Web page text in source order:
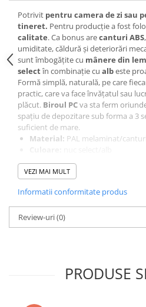
Paturi metalice
Paturi tapitate
Saltele
Seturi dormitoare complete
Suporturi saltea/Somiere/Gratii
pentru pat
Mobilier Hol/Cuiere
Banci pentru asteptare
cuiere/mobila hol Rai casmir
Pantofare Hol
Set mobilier Hol modern cu
panouri tapitate
Seturi hol cuiere
Potrivit pentru camera de zi sau
tineret. Pentru producţie a fost
calitate. Ca bonus arecanturi ABS
umiditate, căldură şi deteriorări
sunt îmbogăţite cu mânere din
selectîn combinaţie cu albeste
Formă simplă, naturală, pe care
practic, care va face învăţatul sau
plăcut. Biroul PCva sta ferm
spaţiu de depozitare sub forma a 3
suficient de mare.
Material: PAL melaminat/
Dimensiuni (lxhxA):
Grosimea materialului: 16 mm
Livrat demontat
VEZI MAI MULT
Informatii conformitate produs
Review-uri(0)
PRODUSE